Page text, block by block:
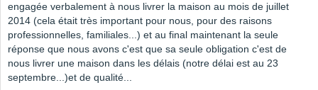
engagée verbalement à nous livrer la maison au mois de juillet
2014 (cela était très important pour nous, pour des raisons
professionnelles, familiales...) et au final maintenant la seule
réponse que nous avons c'est que sa seule obligation c'est de
nous livrer une maison dans les délais (notre délai est au 23
septembre...)et de qualité...